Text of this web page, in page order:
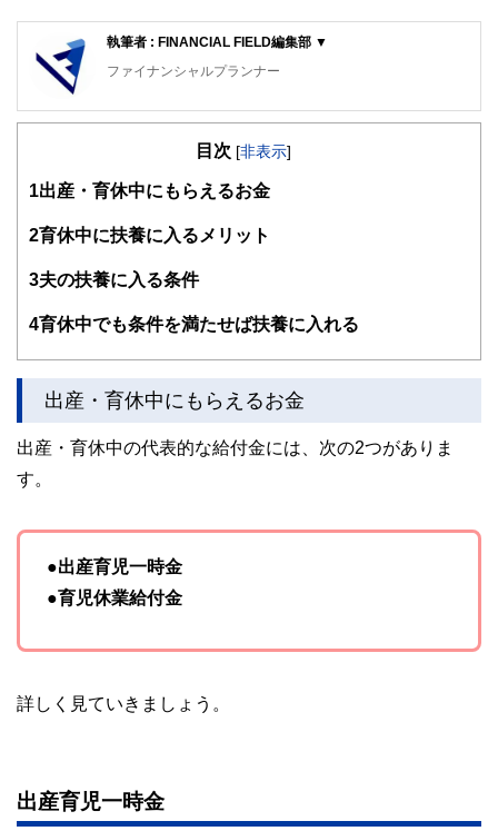
執筆者 : FINANCIAL FIELD編集部 ▼
ファイナンシャルプランナー
FinancialField編集部は、金融、経済に関する記事を、日々
知識がない方でも理解できるようわかりやすく発信していま
得者を中心に「お金や暮らし」に関する書籍・雑誌の編集経
験者で構成され、企画立案から記事掲載まですべての工程に
護士、税理士、宅地建物取引士、相続診断士、住宅ローンア
かしく感じられる年金や税金、相続、保険、ローンなどの話
をわかりやすく発信している点です。
私たちは、快適でより良い生活のアイデアを提供するお金の
目次 [非表示]
1 出産・育休中にもらえるお金
2育休中に扶養に入るメリット
3夫の扶養に入る条件
4育休中でも条件を満たせば扶養に入れる
出産・育休中にもらえるお金
出産・育休中の代表的な給付金には、次の2つがありま
す。
●出産育児一時金
●育児休業給付金
詳しく見ていきましょう。
出産育児一時金